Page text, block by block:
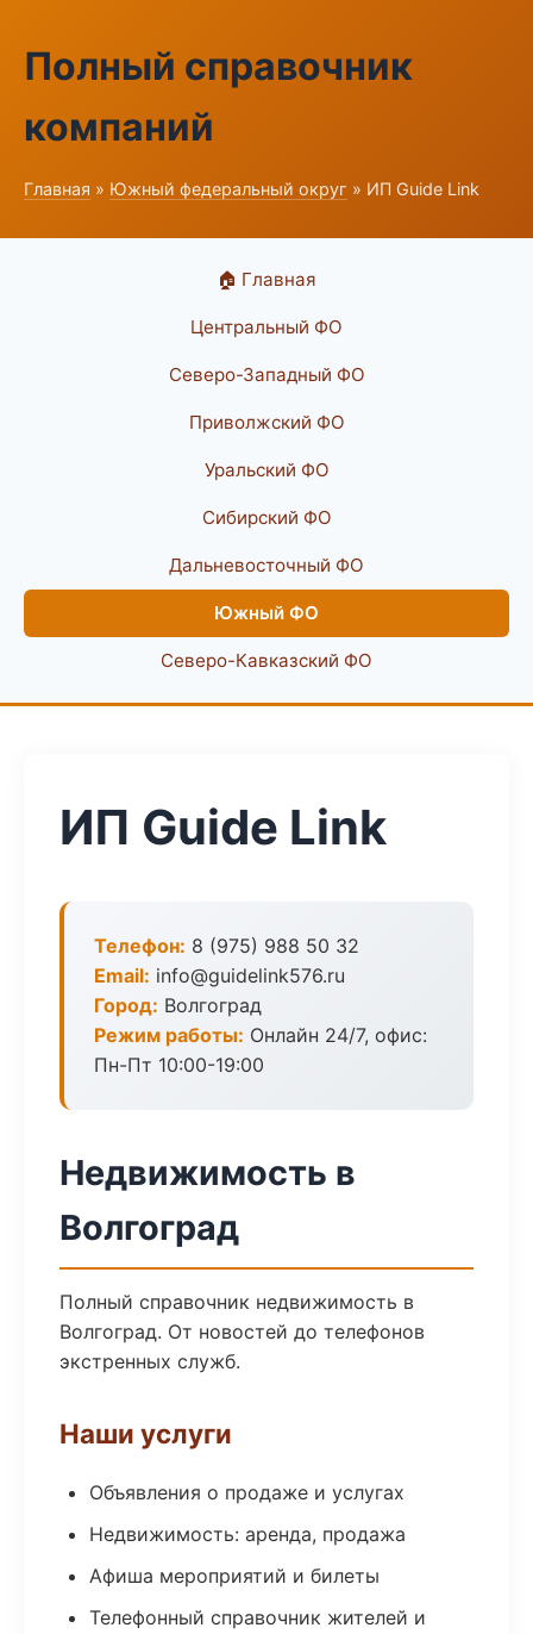
Полный справочник
компаний
Главная » Южный федеральный округ » ИП Guide Link
🏠 Главная
Центральный ФО
Северо-Западный ФО
Приволжский ФО
Уральский ФО
Сибирский ФО
Дальневосточный ФО
Южный ФО
Северо-Кавказский ФО
ИП Guide Link
Телефон: 8 (975) 988 50 32
Email: info@guidelink576.ru
Город: Волгоград
Режим работы: Онлайн 24/7, офис:
Пн-Пт 10:00-19:00
Недвижимость в
Волгоград
Полный справочник недвижимость в
Волгоград. От новостей до телефонов
экстренных служб.
Наши услуги
Объявления о продаже и услугах
Недвижимость: аренда, продажа
Афиша мероприятий и билеты
Телефонный справочник жителей и